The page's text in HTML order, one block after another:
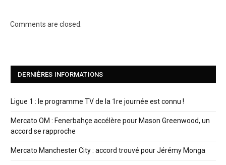
Comments are closed.
DERNIÈRES INFORMATIONS
Ligue 1 : le programme TV de la 1re journée est connu !
Mercato OM : Fenerbahçe accélère pour Mason Greenwood, un
accord se rapproche
Mercato Manchester City : accord trouvé pour Jérémy Monga